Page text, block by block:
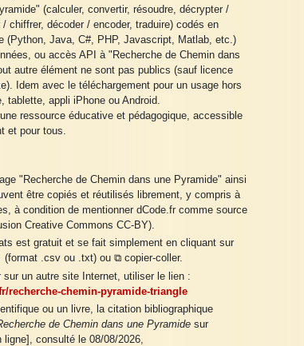
(calculer, convertir, résoudre, décrypter /
chiffrer, décoder / encoder, traduire) codés en
(Python, Java, C#, PHP, Javascript, Matlab, etc.)
ou accès API à "Recherche de Chemin dans
autre élément ne sont pas publics (sauf licence
Idem avec le téléchargement pour un usage hors
tablette, appli iPhone ou Android.
ressource éducative et pédagogique, accessible
et pour tous.
"Recherche de Chemin dans une Pyramide" ainsi
être copiés et réutilisés librement, y compris à
à condition de mentionner dCode.fr comme source
Creative Commons CC-BY).
est gratuit et se fait simplement en cliquant sur
(format .csv ou .txt) ou ⧉ copier-coller.
sur un autre site Internet, utiliser le lien :
recherche-chemin-pyramide-triangle
ou un livre, la citation bibliographique
de Chemin dans une Pyramide sur
consulté le 08/08/2026,